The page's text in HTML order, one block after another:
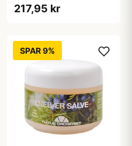
217,95 kr
SPAR 9%